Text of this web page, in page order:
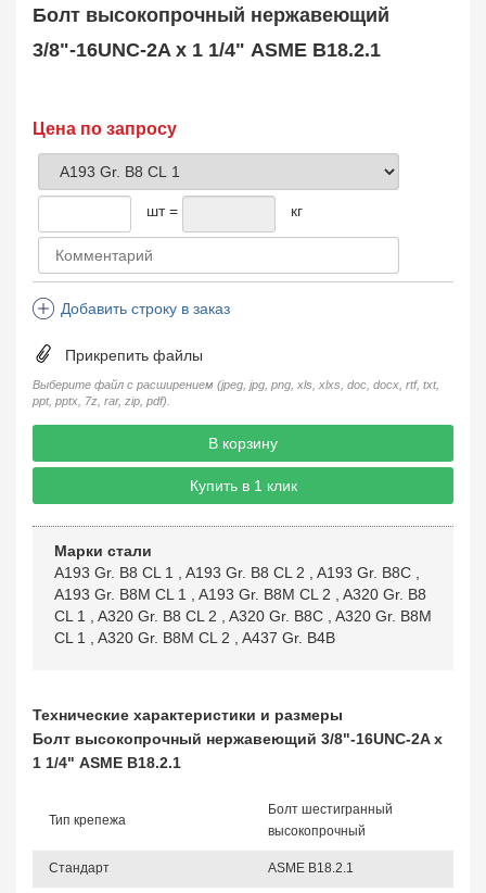
Заказать в 1 клик
Болт высокопрочный нержавеющий
3/8"-16UNC-2A х 1 1/4" ASME B18.2.1
Цена по запросу
шт = кг
Добавить строку в заказ
Прикрепить файлы
Выберите файл с расширением (jpeg, jpg, png, xls, xlxs, doc, docx, rtf, txt,
ppt, pptx, 7z, rar, zip, pdf).
В корзину
Купить в 1 клик
Марки стали
A193 Gr. B8 CL 1
A193 Gr. B8 CL 2 A193 Gr. B8C
A193 Gr. B8M CL 1
A193 Gr. B8M CL 2
A320 Gr. B8
CL 1
A320 Gr. B8 CL 2 A320 Gr. B8C
A320 Gr. B8M
CL 1
A320 Gr. B8M CL 2 A437 Gr. B4B
Технические характеристики и размеры
Болт высокопрочный нержавеющий 3/8"-16UNC-2A х
1 1/4" ASME B18.2.1
Тип крепежа
Болт шестигранный
высокопрочный
Стандарт ASME B18.2.1